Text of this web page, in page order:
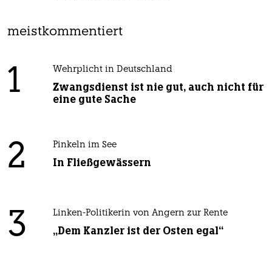
meistkommentiert
1 Wehrplicht in Deutschland
Zwangsdienst ist nie gut, auch nicht für
eine gute Sache
2 Pinkeln im See
In Fließgewässern
3 Linken-Politikerin von Angern zur Rente
„Dem Kanzler ist der Osten egal“